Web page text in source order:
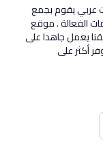
عربي يقوم بجمع
الفعالة . موقع
يعمل جاهدا على
أكثر على